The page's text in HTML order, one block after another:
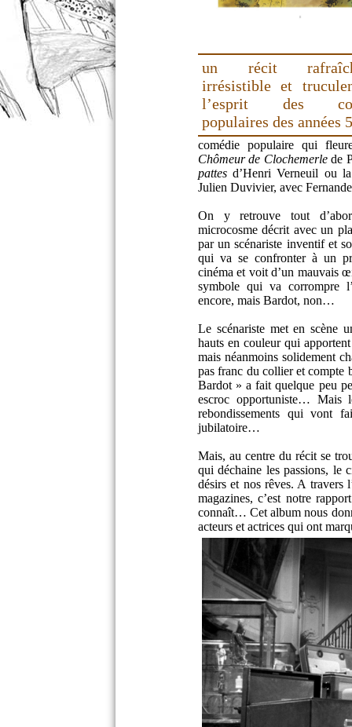
un récit
irrésistible et
l’esprit des
populaires des années
comédie populaire qui
Chômeur de Clochemerlede
pattes d’Henri Verneuil ou
Julien Duvivier, avec
On y retrouve tout
microcosme décrit avec un
par un scénariste inventif et
qui va se confronter à un
cinéma et voit d’un mauvais
symbole qui va corrompre
encore, mais Bardot, non…
Le scénariste met en scène
hauts en couleur qui
mais néanmoins solidement
pas franc du collier et compte
Bardot » a fait quelque peu
escroc opportuniste… Mais
rebondissements qui vont
jubilatoire…
Mais, au centre du récit se
qui déchaine les passions, le
désirs et nos rêves. A travers
magazines, c’est notre
connaît… Cet album nous
acteurs et actrices qui ont